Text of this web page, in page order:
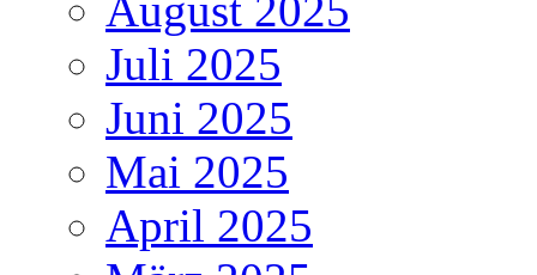
Juli 2025
Juni 2025
Mai 2025
April 2025